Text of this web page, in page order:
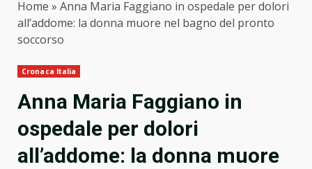
Home » Anna Maria Faggiano in ospedale per dolori
all’addome: la donna muore nel bagno del pronto
soccorso
Cronaca Italia
Anna Maria Faggiano in
ospedale per dolori
all’addome: la donna muore